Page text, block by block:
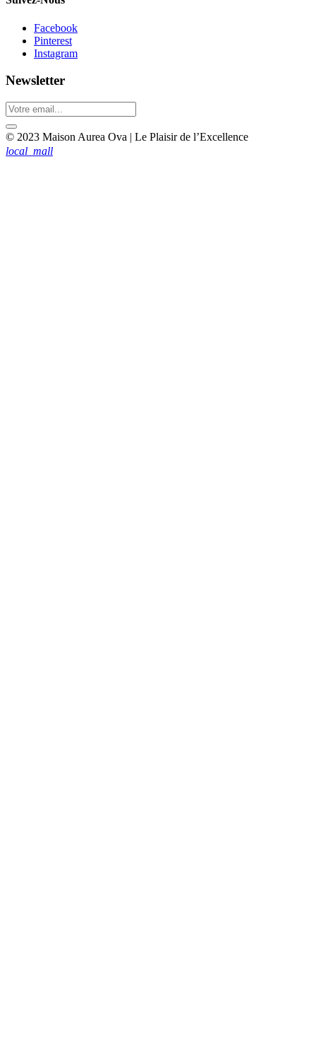
Facebook
Pinterest
Instagram
Newsletter
© 2023 Maison Aurea Ova | Le Plaisir de l’Excellence
local_mall